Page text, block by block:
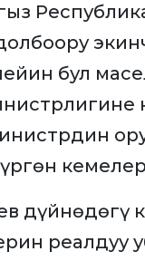
бул
дүйнөдөгү
реалдуу